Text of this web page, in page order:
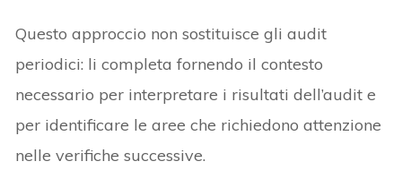
Questo approccio non sostituisce gli audit
periodici: li completa fornendo il contesto
necessario per interpretare i risultati dell’audit e
per identificare le aree che richiedono attenzione
nelle verifiche successive.